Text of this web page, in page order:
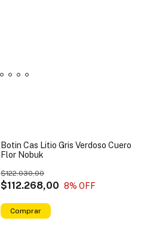
Botin Cas Litio Gris Verdoso Cuero
Flor Nobuk
$112.268,00
$122.030,00
8% OFF
Comprar